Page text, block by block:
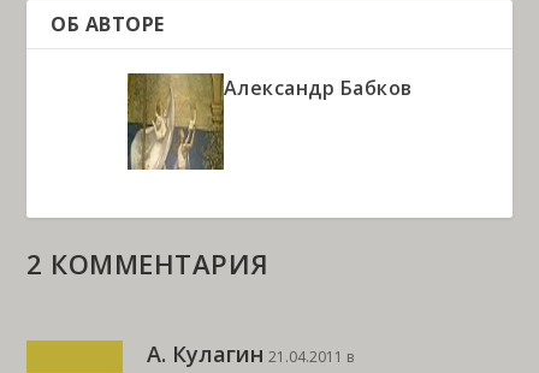
ОБ АВТОРЕ
Александр Бабков
2 КОММЕНТАРИЯ
А. Кулагин 21.04.2011 в